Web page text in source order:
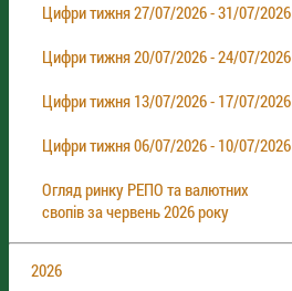
Цифри тижня 27/07/2026 - 31/07/2026
Цифри тижня 20/07/2026 - 24/07/2026
Цифри тижня 13/07/2026 - 17/07/2026
Цифри тижня 06/07/2026 - 10/07/2026
Огляд ринку РЕПО та валютних
свопів за червень 2026 року
2026